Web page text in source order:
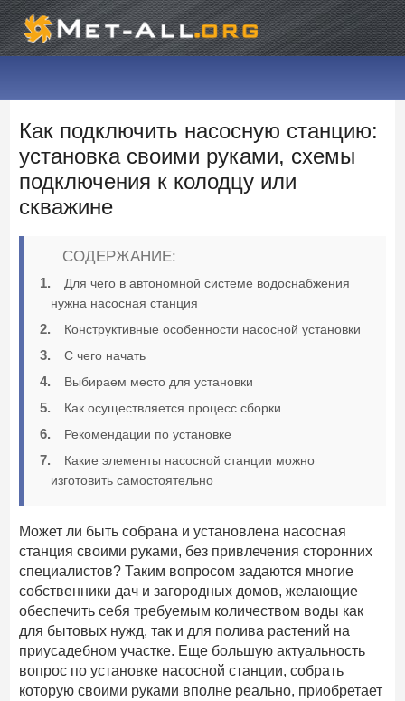
Как подключить насосную станцию:
установка своими руками, схемы
подключения к колодцу или
скважине
СОДЕРЖАНИЕ:
Для чего в автономной системе водоснабжения
нужна насосная станция
Конструктивные особенности насосной установки
С чего начать
Выбираем место для установки
Как осуществляется процесс сборки
Рекомендации по установке
Какие элементы насосной станции можно
изготовить самостоятельно
Может ли быть собрана и установлена насосная
станция своими руками, без привлечения сторонних
специалистов? Таким вопросом задаются многие
собственники дач и загородных домов, желающие
обеспечить себя требуемым количеством воды как
для бытовых нужд, так и для полива растений на
приусадебном участке. Еще большую актуальность
вопрос по установке насосной станции, собрать
которую своими руками вполне реально, приобретает